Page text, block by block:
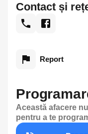
Această afacere
pentru a te
Contact și
Report